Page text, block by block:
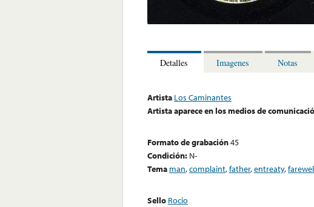
Detalles Imagenes Notas
Artista Los Caminantes
Artista aparece en los medios de
Formato de grabación45
Condición: N-
Tema man,complaint,father,entreaty,
Sello Rocio